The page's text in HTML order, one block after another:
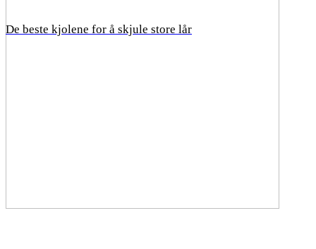
De beste kjolene for å skjule store lår